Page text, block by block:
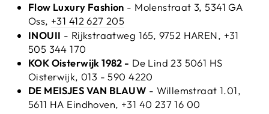
Flow Luxury Fashion - Molenstraat 3, 5341 GA
Oss, +31 412 627 205
INOUII - Rijkstraatweg 165, 9752 HAREN, +31
505 344 170
KOK Oisterwijk 1982 - De Lind 23 5061 HS
Oisterwijk, 013 - 590 4220
DE MEISJES VAN BLAUW - Willemstraat 1.01,
5611 HA Eindhoven, +31 40 237 16 00